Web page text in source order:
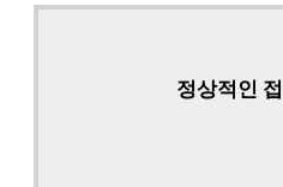
정상적인